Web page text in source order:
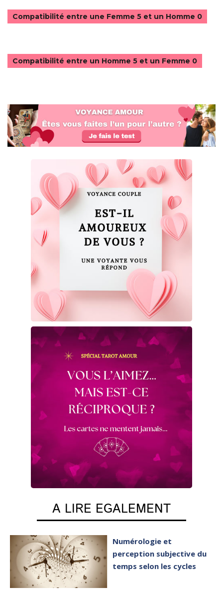
Compatibilité entre une Femme 5 et un Homme 0
Compatibilité entre un Homme 5 et un Femme 0
A LIRE EGALEMENT
Numérologie et
perception subjective du
temps selon les cycles